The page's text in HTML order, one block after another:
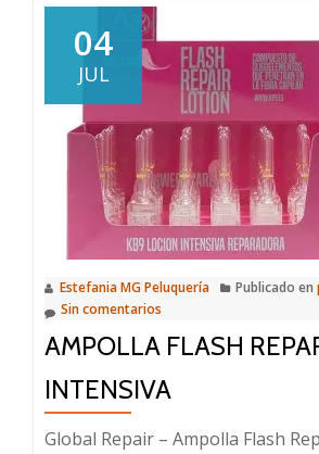
04
JUL
Estefania MG Peluquería Publicado en
Sin comentarios
AMPOLLA FLASH
INTENSIVA
Global Repair – Ampolla Flash